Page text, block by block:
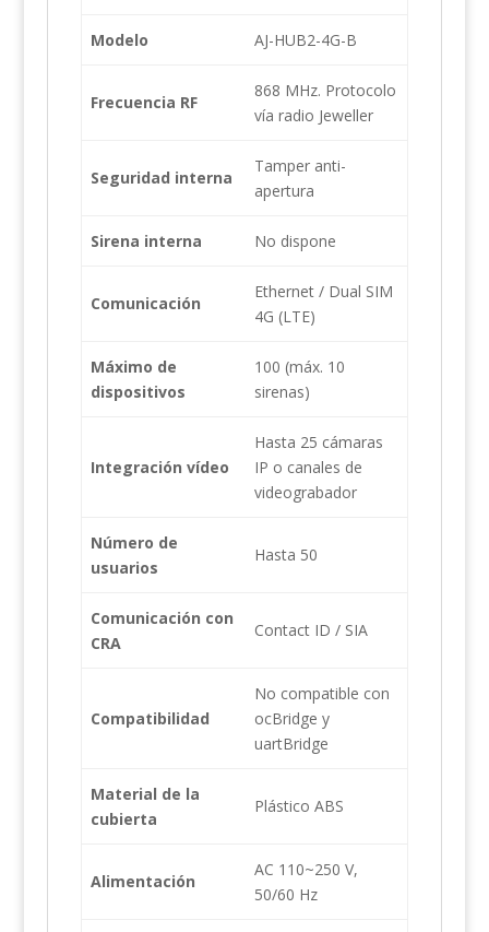
Modelo AJ-HUB2-4G-B
Frecuencia RF
868 MHz. Protocolo
vía radio Jeweller
Seguridad interna
Tamper anti-
apertura
Sirena interna No dispone
Comunicación
Ethernet / Dual SIM
4G (LTE)
Máximo de
dispositivos
100 (máx. 10
sirenas)
Integración vídeo
Hasta 25 cámaras
IP o canales de
videograbador
Número de
usuarios
Hasta 50
Comunicación con
CRA
Contact ID / SIA
Compatibilidad
No compatible con
ocBridge y
uartBridge
Material de la
cubierta
Plástico ABS
Alimentación
AC 110~250 V,
50/60 Hz